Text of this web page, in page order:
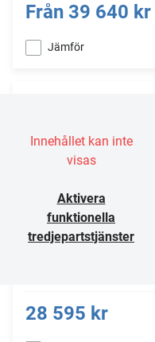
Från 39 640 kr
Jämför
Innehållet kan inte
visas
Aktivera
funktionella
tredjepartstjänster
28 595 kr